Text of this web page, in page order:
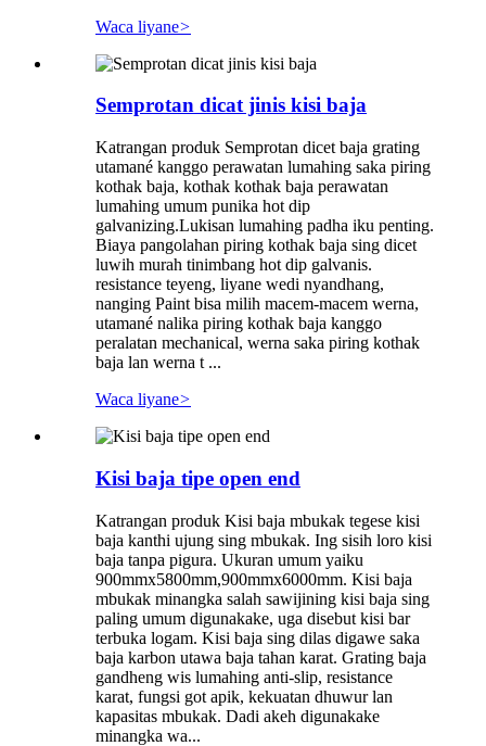
Waca liyane>
Semprotan dicat jinis kisi baja
Katrangan produk Semprotan dicet baja grating
utamané kanggo perawatan lumahing saka piring
kothak baja, kothak kothak baja perawatan
lumahing umum punika hot dip
galvanizing.Lukisan lumahing padha iku penting.
Biaya pangolahan piring kothak baja sing dicet
luwih murah tinimbang hot dip galvanis.
resistance teyeng, liyane wedi nyandhang,
nanging Paint bisa milih macem-macem werna,
utamané nalika piring kothak baja kanggo
peralatan mechanical, werna saka piring kothak
baja lan werna t ...
Waca liyane>
Kisi baja tipe open end
Katrangan produk Kisi baja mbukak tegese kisi
baja kanthi ujung sing mbukak. Ing sisih loro kisi
baja tanpa pigura. Ukuran umum yaiku
900mmx5800mm,900mmx6000mm. Kisi baja
mbukak minangka salah sawijining kisi baja sing
paling umum digunakake, uga disebut kisi bar
terbuka logam. Kisi baja sing dilas digawe saka
baja karbon utawa baja tahan karat. Grating baja
gandheng wis lumahing anti-slip, resistance
karat, fungsi got apik, kekuatan dhuwur lan
kapasitas mbukak. Dadi akeh digunakake
minangka wa...